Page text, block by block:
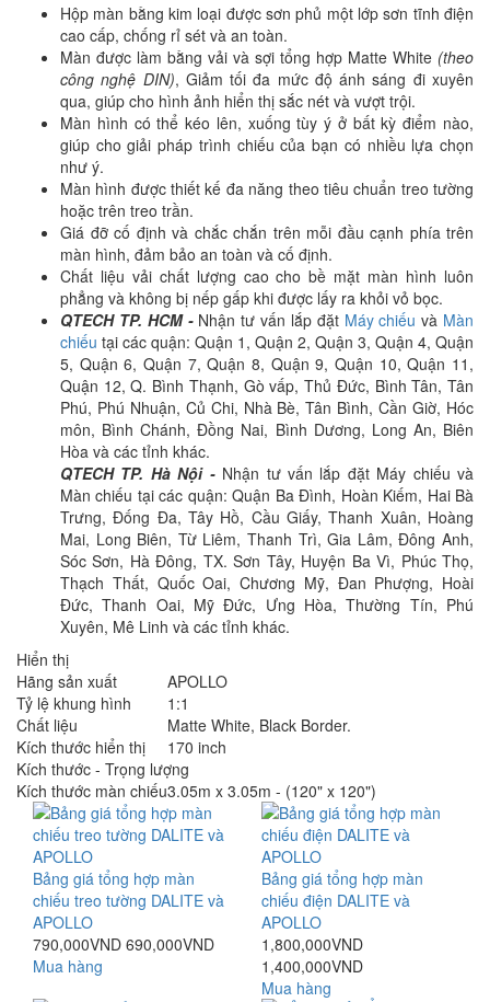
Hộp màn bằng kim loại được sơn phủ một lớp sơn tĩnh điện
cao cấp, chống rỉ sét và an toàn.
Màn được làm bằng vải và sợi tổng hợp Matte White (theo
công nghệ DIN), Giảm tối đa mức độ ánh sáng đi xuyên
qua, giúp cho hình ảnh hiển thị sắc nét và vượt trội.
Màn hình có thể kéo lên, xuống tùy ý ở bất kỳ điểm nào,
giúp cho giải pháp trình chiếu của bạn có nhiều lựa chọn
như ý.
Màn hình được thiết kế đa năng theo tiêu chuẩn treo tường
hoặc trên treo trần.
Giá đỡ cố định và chắc chắn trên mỗi đầu cạnh phía trên
màn hình, đảm bảo an toàn và cố định.
Chất liệu vải chất lượng cao cho bề mặt màn hình luôn
phẳng và không bị nếp gấp khi được lấy ra khỏi vỏ bọc.
QTECH TP. HCM - Nhận tư vấn lắp đặt Máy chiếu và Màn
chiếu tại các quận: Quận 1, Quận 2, Quận 3, Quận 4, Quận
5, Quận 6, Quận 7, Quận 8, Quận 9, Quận 10, Quận 11,
Quận 12, Q. Bình Thạnh, Gò vấp, Thủ Đức, Bình Tân, Tân
Phú, Phú Nhuận, Củ Chi, Nhà Bè, Tân Bình, Cần Giờ, Hóc
môn, Bình Chánh, Đồng Nai, Bình Dương, Long An, Biên
Hòa và các tỉnh khác.
QTECH TP. Hà Nội - Nhận tư vấn lắp đặt Máy chiếu và
Màn chiếu tại các quận: Quận Ba Đình, Hoàn Kiếm, Hai Bà
Trưng, Đống Đa, Tây Hồ, Cầu Giấy, Thanh Xuân, Hoàng
Mai, Long Biên, Từ Liêm, Thanh Trì, Gia Lâm, Đông Anh,
Sóc Sơn, Hà Đông, TX. Sơn Tây, Huyện Ba Vì, Phúc Thọ,
Thạch Thất, Quốc Oai, Chương Mỹ, Đan Phượng, Hoài
Đức, Thanh Oai, Mỹ Đức, Ưng Hòa, Thường Tín, Phú
Xuyên, Mê Linh và các tỉnh khác.
Hiển thị
Hãng sản xuất
APOLLO
Tỷ lệ khung hình
1:1
Chất liệu
Matte White, Black Border.
Kích thước hiển thị
170 inch
Kích thước - Trọng lượng
Kích thước màn chiếu3.05m x 3.05m - (120" x 120")
Bảng giá tổng hợp màn
chiếu treo tường DALITE và
APOLLO
790,000VND 690,000VND
Mua hàng
Bảng giá tổng hợp màn
chiếu điện DALITE và
APOLLO
1,800,000VND
1,400,000VND
Mua hàng